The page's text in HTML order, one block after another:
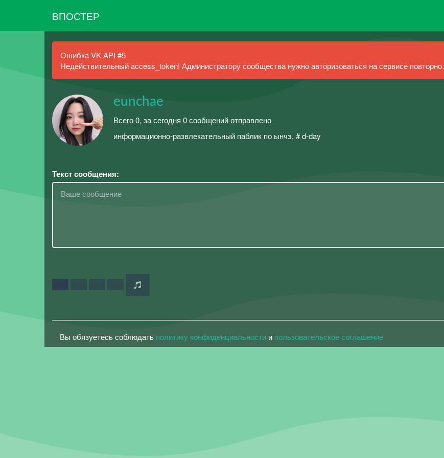
ВПОСТЕР
Ошибка VK API #5
Недействительный access_token! Администратору сообщества нужно авторизоваться на сервисе повторно.
eunchae
Всего 0, за сегодня 0 сообщений отправлено
информационно-развлекательный паблик по ынчэ, # d-day
Текст сообщения:
Вы обязуетесь соблюдать политику конфиденциальности и пользовательское соглашение